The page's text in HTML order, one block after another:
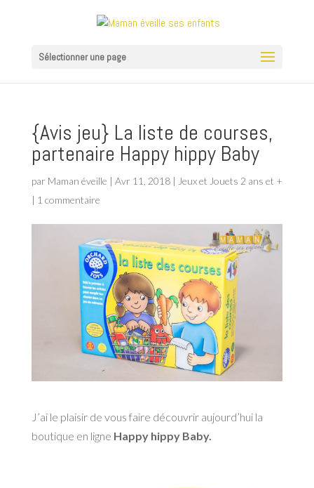
Sélectionner une page
{Avis jeu} La liste de courses,
partenaire Happy hippy Baby
par Maman éveille | Avr 11, 2018| Jeux et Jouets 2 ans et +
| 1 commentaire
J’ai le plaisir de vous faire découvrir aujourd’hui la
boutique en ligne Happy hippy Baby.